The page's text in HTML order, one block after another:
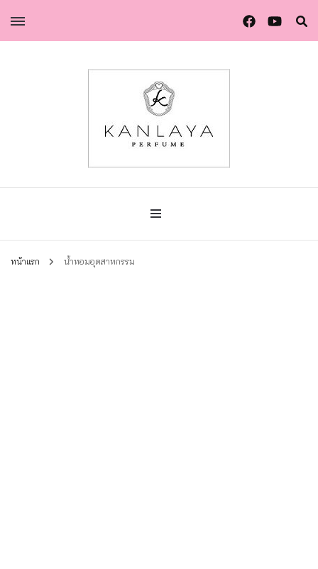
น้ำหอมกัลยา
น้ำหอมกัลยา น้ำหอมแท้แบรนด์ไทย คุณภาพยุโรป
หน้าแรก น้ำหอมอุตสาหกรรม